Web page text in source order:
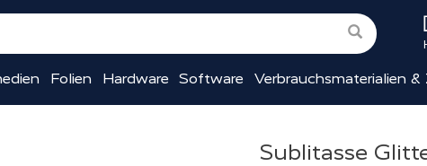
Folien Hardware Software Verbrauchsmaterialien &
Sublitasse